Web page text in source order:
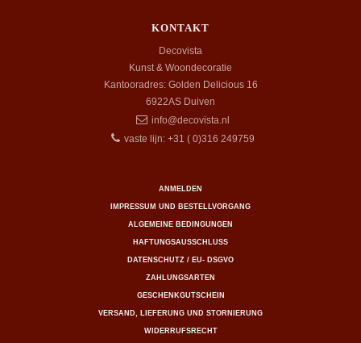
KONTAKT
Decovista
Kunst & Woondecoratie
Kantooradres: Golden Delicious 16
6922AS Duiven
info@decovista.nl
vaste lijn: +31 ( 0)316 249759
ANMELDEN
IMPRESSUM UND BESTELLVORGANG
ALGEMEINE BEDINGUNGEN
HAFTUNGSAUSSCHLUSS
DATENSCHUTZ / EU- DSGVO
ZAHLUNGSARTEN
GESCHENKGUTSCHEIN
VERSAND, LIEFERUNG UND STORNIERUNG
WIDERRUFSRECHT